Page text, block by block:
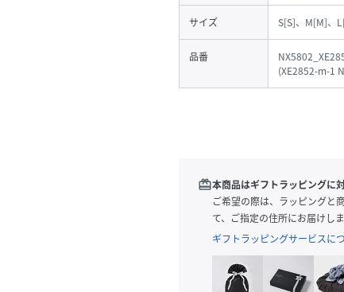
サイズ S[S]、M[M]、
品番
(XE2852-m-1
redeem本商品はギフトラッピングに
ご希望の際は、ラッピングと
て、ご指定の住所にお届けしま
ギフトラッピングサービスに